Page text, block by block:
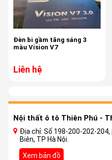
Đèn bi gầm tăng sáng 3
màu Vision V7
Liên hệ
Nội thất ô tô Thiên Phú -
Địa chỉ: Số 198-200-202-
Biên, TP Hà Nội.
Xem bản đồ